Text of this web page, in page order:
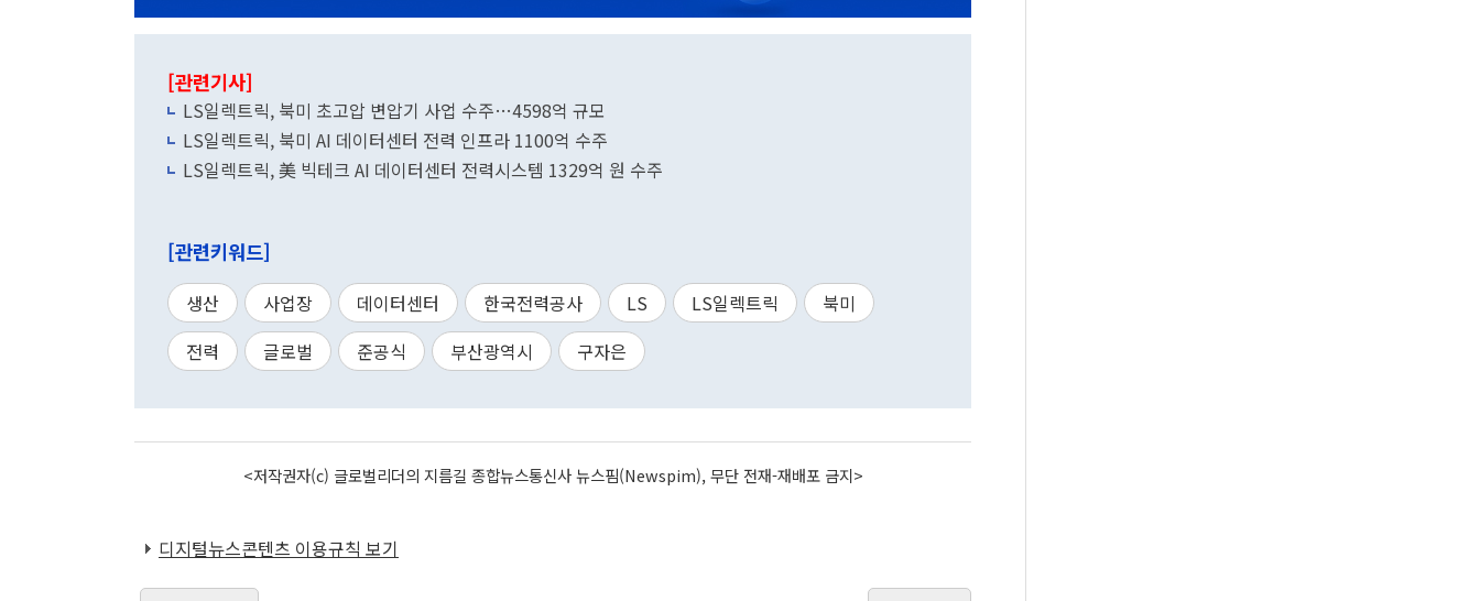
[관련기사]
LS일렉트릭, 북미 초고압 변압기 사업 수주…4598억 규모
LS일렉트릭, 북미 AI 데이터센터 전력 인프라 1100억 수주
LS일렉트릭, 美 빅테크 AI 데이터센터 전력시스템 1329억 원 수주
[관련키워드]
생산 사업장 데이터센터 한국전력공사 LS LS일렉트릭
북미
전력
글로벌 준공식 부산광역시 구자은
<저작권자(c) 글로벌리더의 지름길 종합뉴스통신사 뉴스핌(Newspim), 무단 전재-재배포 금지>
디지털뉴스콘텐츠 이용규칙 보기